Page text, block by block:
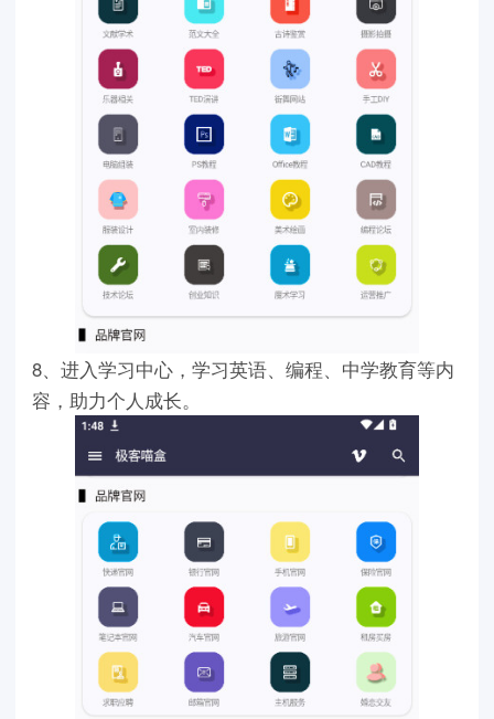
8、进入学习中心，学习英语、编程、中学教育等内
容，助力个人成长。